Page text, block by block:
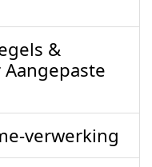
&
verwerking